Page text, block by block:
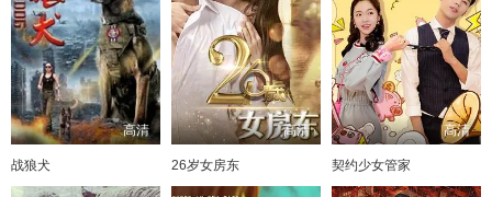
高清
战狼犬
高清
26岁女房东
高清
契约少女管家